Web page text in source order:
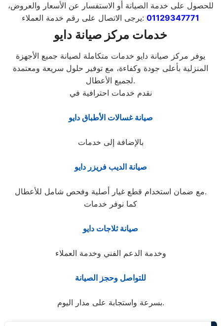
للحصول على خدمة الصيانة أو الاستفسار عن الأسعار والعروض،
يرجى الاتصال على رقم خدمة العملاء: 01129347771
خدمات مركز صيانة دايو
يوفر مركز صيانة دايو خدمات متكاملة لصيانة جميع الأجهزة
المنزلية بأعلى جودة وكفاءة، مع توفير حلول سريعة ومعتمدة
لجميع الأعطال.
نقدم خدمات احترافية في
صيانة غسالات الأطباق دايو
بالإضافة إلى خدمات
صيانة الديب فريزر دايو
مع ضمان استخدام قطع غيار أصلية وفحص شامل للأعطال.
كما نوفر خدمات
صيانة ثلاجات دايو
وخدمة الدعم الفني وخدمة العملاء
للتواصل وحجز الصيانة
بسرعة واستجابة على مدار اليوم.